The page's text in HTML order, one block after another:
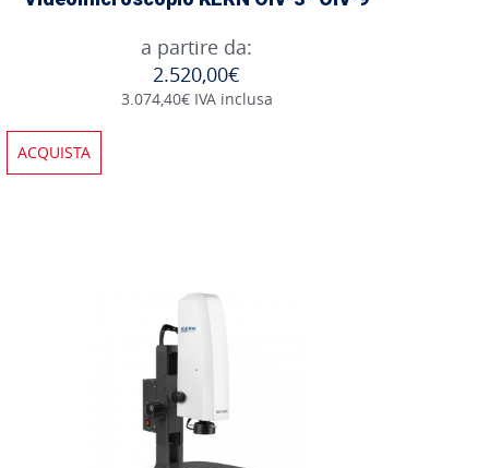
a partire da:
2.520,00€
3.074,40€ IVA inclusa
ACQUISTA